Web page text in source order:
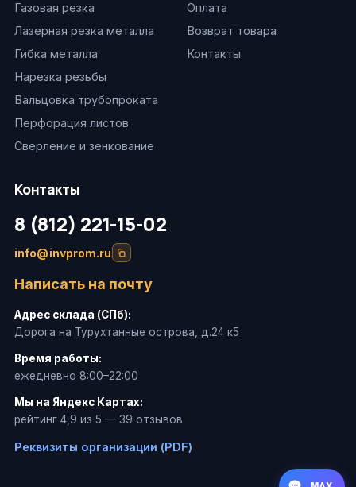
Газовая резка
Лазерная резка металла
Гибка металла
Нарезка резьбы
Вальцовка трубопроката
Перфорация листов
Сверление и зенкование
Оплата
Возврат товара
Контакты
Контакты
8 (812) 221-15-02
info@invprom.ru
Написать на почту
Адрес склада (СПб):
Дорога на Турухтанные острова, д.24 к5
Время работы:
ежедневно 8:00–22:00
Мы на Яндекс Картах:
рейтинг 4,9 из 5 — 39 отзывов
Реквизиты организации (PDF)